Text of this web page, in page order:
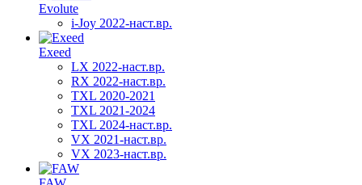
Evolute
i-Joy 2022-наст.вр.
Exeed
LX 2022-наст.вр.
RX 2022-наст.вр.
TXL 2020-2021
TXL 2021-2024
TXL 2024-наст.вр.
VX 2021-наст.вр.
VX 2023-наст.вр.